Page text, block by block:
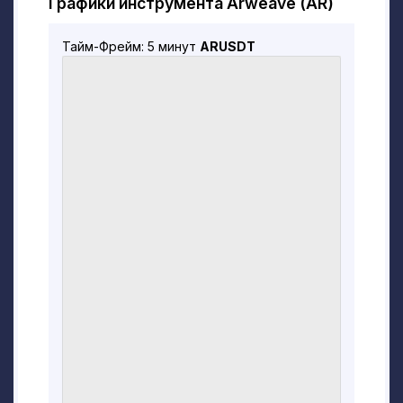
По словам Уильямса, идея пришла ему во
Тайм-Фрейм: 5 минут ARUSDT